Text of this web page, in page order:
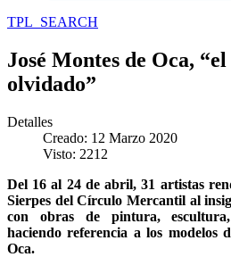
TPL_SEARCH
José Montes de Oca,
olvidado”
Detalles
Creado: 12 Marzo 2020
Visto: 2212
Del 16 al 24 de abril, 31 artistas
Sierpes del Círculo Mercantil al
con obras de pintura,
haciendo referencia a los modelos
Oca.